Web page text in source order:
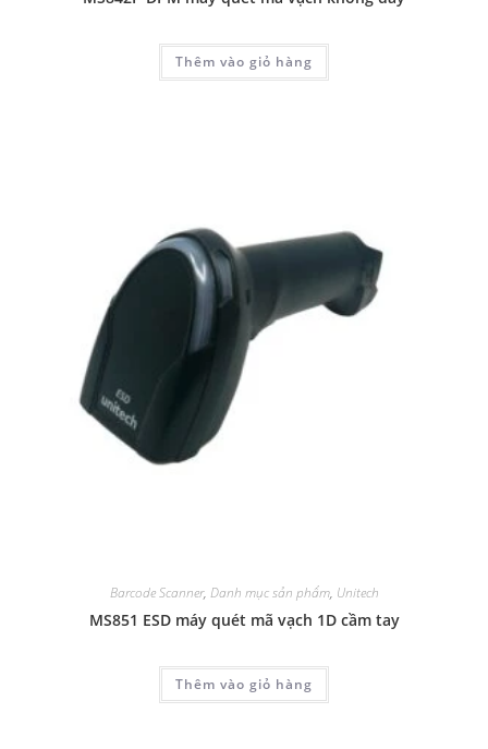
Thêm vào giỏ hàng
Barcode Scanner, Danh mục sản phẩm, Unitech
MS851 ESD máy quét mã vạch 1D cầm tay
Thêm vào giỏ hàng